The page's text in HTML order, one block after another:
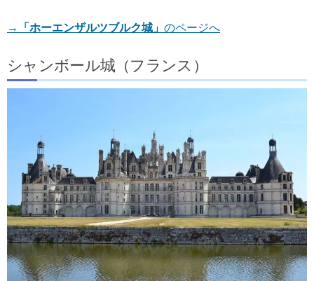
→ 「ホーエンザルツブルク城」 のページへ
シャンボール城（フランス）